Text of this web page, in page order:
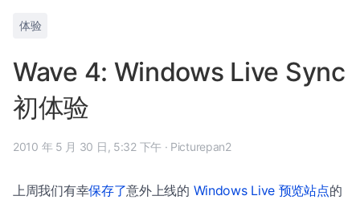
体验
Wave 4: Windows Live Sync
初体验
2010 年 5 月 30 日, 5:32 下午 · Picturepan2
上周我们有幸保存了意外上线的 Windows Live 预览站点的